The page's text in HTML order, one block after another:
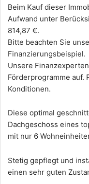
Beim Kauf dieser
Aufwand unter
814,87 €.
Bitte beachten Sie
Finanzierungsbeispiel.
Unsere
Förderprogramme auf.
Konditionen.
Diese optimal
Dachgeschoss eines
mit nur 6
Stetig gepflegt und
einen sehr guten